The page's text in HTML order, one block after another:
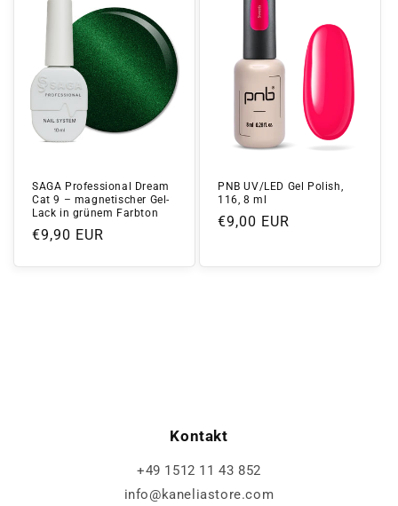
SAGA Professional Dream
Cat 9 – magnetischer Gel-
Lack in grünem Farbton
Normaler
€9,90 EUR
PNB UV/LED Gel Polish,
116, 8 ml
Normaler
€9,00 EUR
Kontakt
+49 1512 11 43 852
info@kaneliastore.com